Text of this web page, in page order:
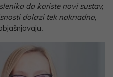
da koriste novi sustav,
dolazi tek naknadno,
.